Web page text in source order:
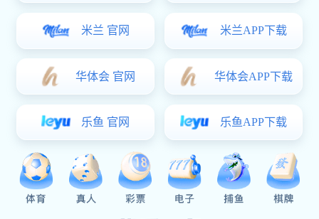
围。静音滑轨隔断配件，以其独特的优势，成为了当下很多人在选择
隔断配件时的重点考量对象。今天，咱们就来深入探讨一下针对滑动
噪音≤25dB 的静音滑轨隔断配件的专业解决方案，帮助大家打造出既
实用又安静的隔断环境。
一、了解静音滑轨隔断配件的重要性
在日常生活中，无论是家居环境里的隔断，还是办公场所等区域
的隔断，频繁的滑动使用是常态。如果滑轨隔断配件在滑动过程中产
生较大噪音，那无疑会让人十分烦躁，严重影响使用体验。而静音滑
轨隔断配件，凭借其能将滑动噪音控制在≤25dB 的出色性能，能让每
次滑动都悄然无声，为使用者带来安静舒适的感受。